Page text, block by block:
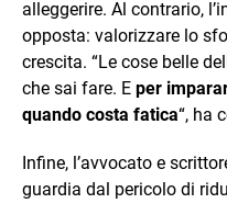
alleggerire. Al contrario,
opposta: valorizzare lo
crescita. “Le cose belle
che sai fare. E per
quando costa fatica“, ha
Infine, l’avvocato e
guardia dal pericolo di